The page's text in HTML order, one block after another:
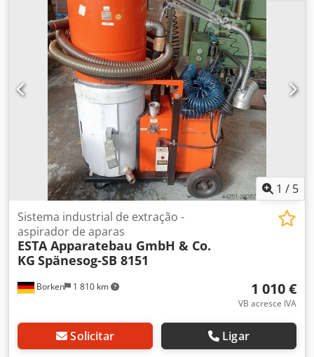
1 / 5
Borken 1 810 km
Sistema industrial de extração -
aspirador de aparas
ESTA Apparatebau GmbH & Co.
KG Spänesog-SB 8151
1 010 €
VB acresce IVA
Solicitar Ligar